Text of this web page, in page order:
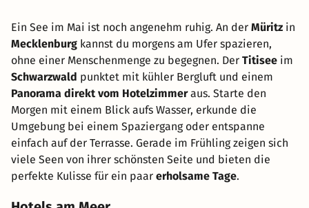
Ein See im Mai ist noch angenehm ruhig. An der Müritz in
Mecklenburg kannst du morgens am Ufer spazieren,
ohne einer Menschenmenge zu begegnen. Der Titisee im
Schwarzwald punktet mit kühler Bergluft und einem
Panorama direkt vom Hotelzimmeraus. Starte den
Morgen mit einem Blick aufs Wasser, erkunde die
Umgebung bei einem Spaziergang oder entspanne
einfach auf der Terrasse. Gerade im Frühling zeigen sich
viele Seen von ihrer schönsten Seite und bieten die
perfekte Kulisse für ein paar erholsame Tage.